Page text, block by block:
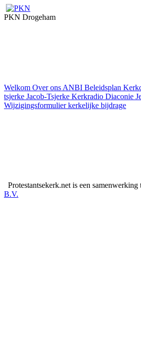
PKN Drogeham
Welkom Over ons ANBI Beleidsplan
tsjerke Jacob-Tsjerke Kerkradio Diaconie
Wijzigingsformulier kerkelijke bijdrage
Protestantsekerk.net is een
B.V.